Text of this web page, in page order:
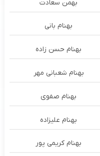
بهمن سعادت
بهنام بانی
بهنام حسن زاده
بهنام شعبانی مهر
بهنام صفوی
بهنام علیزاده
بهنام کریمی پور